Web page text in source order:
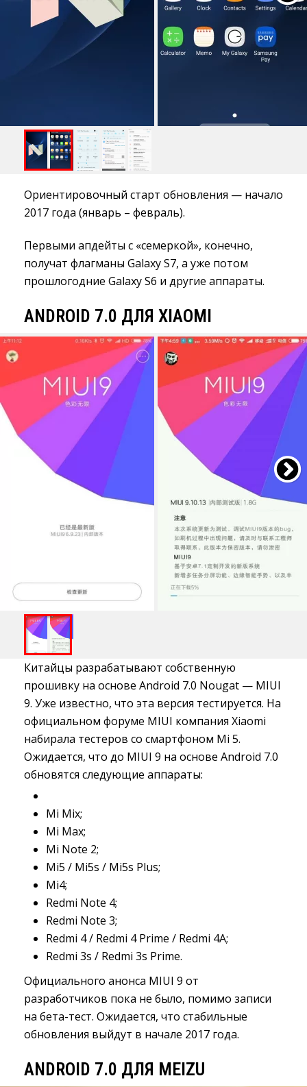
Ориентировочный старт обновления — начало
2017 года (январь – февраль).
Первыми апдейты с «семеркой», конечно,
получат флагманы Galaxy S7, а уже потом
прошлогодние Galaxy S6 и другие аппараты.
ANDROID 7.0 ДЛЯ XIAOMI
Китайцы разрабатывают собственную
прошивку на основе Android 7.0 Nougat — MIUI
9. Уже известно, что эта версия тестируется. На
официальном форуме MIUI компания Xiaomi
набирала тестеров со смартфоном Mi 5.
Ожидается, что до MIUI 9 на основе Android 7.0
обновятся следующие аппараты:
Mi Mix;
Mi Max;
Mi Note 2;
Mi5 / Mi5s / Mi5s Plus;
Mi4;
Redmi Note 4;
Redmi Note 3;
Redmi 4 / Redmi 4 Prime / Redmi 4A;
Redmi 3s / Redmi 3s Prime.
Официального анонса MIUI 9 от
разработчиков пока не было, помимо записи
на бета-тест. Ожидается, что стабильные
обновления выйдут в начале 2017 года.
ANDROID 7.0 ДЛЯ MEIZU